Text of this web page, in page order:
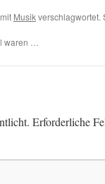
Musikverschlagwortet.
waren …
Erforderliche